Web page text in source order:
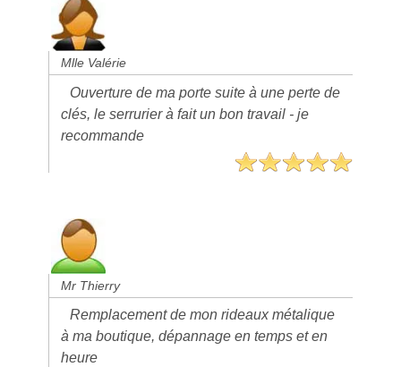
Mlle Valérie
Ouverture de ma porte suite à une perte de
clés, le serrurier à fait un bon travail - je
recommande
Mr Thierry
Remplacement de mon rideaux métalique
à ma boutique, dépannage en temps et en
heure